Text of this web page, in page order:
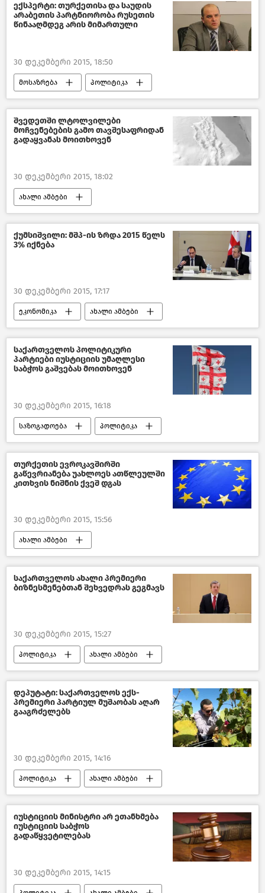
ექსპერტი: თურქეთისა და საუდის
არაბეთის პარტნიორობა რუსეთის
წინააღმდეგ არის მიმართული
30 დეკემბერი 2015, 18:50
მოსაზრება პოლიტიკა
ახალი ამბები საქართველო
მსოფლიოს ახალი ამბები
შვედეთში ლტოლვილები
მოჩვენებების გამო თავშესაფრიდან
გადაყვანას მოითხოვენ
30 დეკემბერი 2015, 18:02
ახალი ამბები
მსოფლიოს ახალი ამბები
ქუმსიშვილი: მშპ-ის ზრდა 2015 წელს
3% იქნება
30 დეკემბერი 2015, 17:17
ეკონომიკა ახალი ამბები
საქართველო
საქართველოს პოლიტიკური
პარტიები იუსტიციის უმაღლესი
საბჭოს გაშვებას მოითხოვენ
30 დეკემბერი 2015, 16:18
საზოგადოება პოლიტიკა
ახალი ამბები საქართველო
თურქეთის ევროკავშირში
გაწევრიანება უახლოეს ათწლეულში
კითხვის ნიშნის ქვეშ დგას
30 დეკემბერი 2015, 15:56
ახალი ამბები
მსოფლიოს ახალი ამბები
საქართველოს ახალი პრემიერი
ბიზნესმენებთან შეხვედრას გეგმავს
30 დეკემბერი 2015, 15:27
პოლიტიკა ახალი ამბები
საქართველო
დეპუტატი: საქართველოს ექს-
პრემიერი პარტიულ მუშაობას აღარ
გააგრძელებს
30 დეკემბერი 2015, 14:16
პოლიტიკა ახალი ამბები
საქართველო
იუსტიციის მინისტრი არ ეთანხმება
იუსტიციის საბჭოს
გადაწყვეტილებას
30 დეკემბერი 2015, 14:15